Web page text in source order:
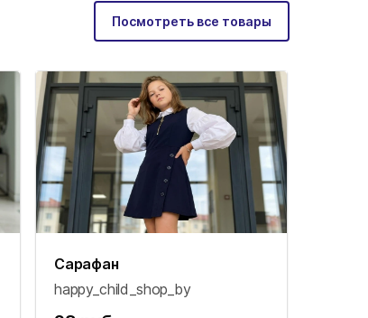
Посмотреть все товары
Сарафан
happy_child_shop_by